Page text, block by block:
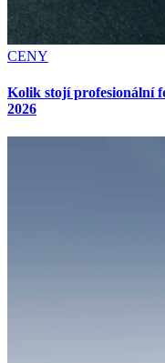
CENY
Kolik stojí profesionální
2026